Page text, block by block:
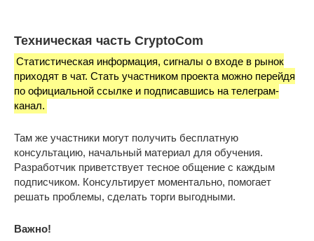
Техническая часть CryptoCom
Статистическая информация, сигналы о входе в рынок
приходят в чат. Стать участником проекта можно перейдя
по официальной ссылке и подписавшись на телеграм-
канал.
Там же участники могут получить бесплатную
консультацию, начальный материал для обучения.
Разработчик приветствует тесное общение с каждым
подписчиком. Консультирует моментально, помогает
решать проблемы, сделать торги выгодными.
Важно!